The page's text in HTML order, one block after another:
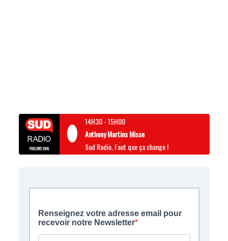
14H30-15H00
Anthony Martins Misse
Sud Radio, Faut que ça change !